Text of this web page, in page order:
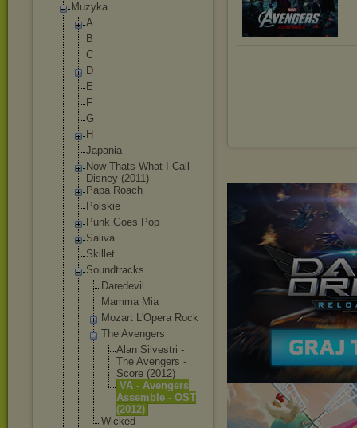
Muzyka
A
B
C
D
E
F
G
H
Japania
Now Thats What I Call
Disney (2011)
Papa Roach
Polskie
Punk Goes Pop
Saliva
Skillet
Soundtracks
Daredevil
Mamma Mia
Mozart L'Opera Rock
The Avengers
Alan Silvestri -
The Avengers -
Score (2012)
VA - Avengers
Assemble - OST
(2012)
Wicked